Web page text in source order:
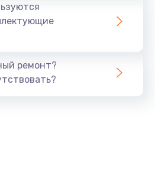
руб.
матрицы
ремонт?